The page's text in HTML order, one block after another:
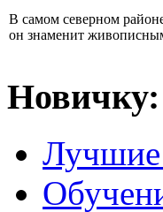
В самом северном
он знаменит
Новичку:
Лучшие